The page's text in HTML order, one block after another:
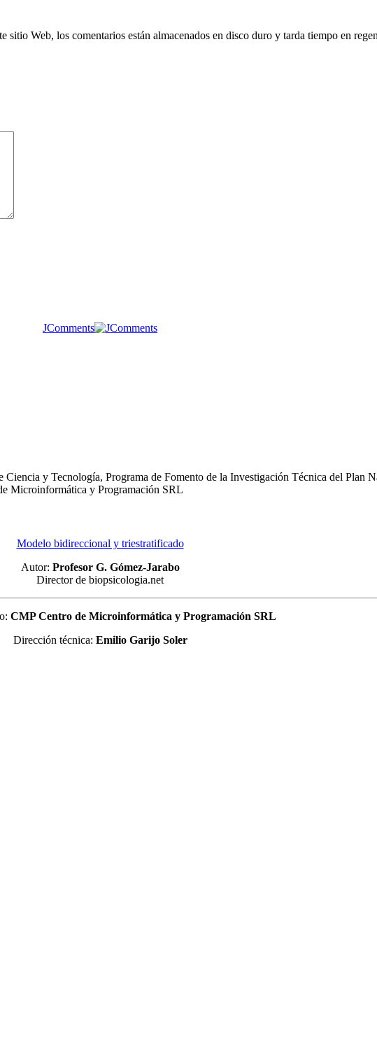
sitio Web, los comentarios están almacenados en disco duro y tarda tiempo en
JComments
y Tecnología, Programa de Fomento de la Investigación Técnica del Plan
Microinformática y Programación SRL
Modelo bidireccional y triestratificado
Autor: Profesor G. Gómez-Jarabo
Director de biopsicologia.net
CMP Centro de Microinformática y Programación SRL
Dirección técnica: Emilio Garijo Soler